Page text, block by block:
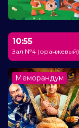
10:55
Зал №4 (оранжевый)
Меморандум